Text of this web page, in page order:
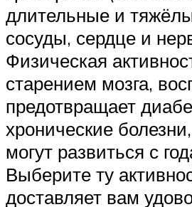
длительные и
сосуды, сердце и
Физическая
старением мозга,
предотвращает
хронические
могут развиться с
Выберите ту
доставляет вам